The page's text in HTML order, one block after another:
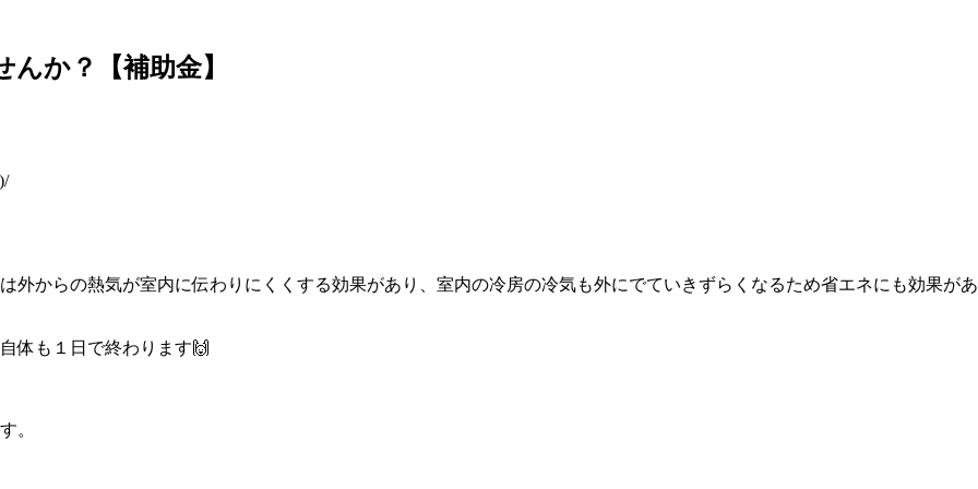
か？【補助金】
外からの熱気が室内に伝わりにくくする効果があり、室内の冷房の冷気も外にでていきずらくなるため省エネにも効果があ
体も１日で終わります🙌
。